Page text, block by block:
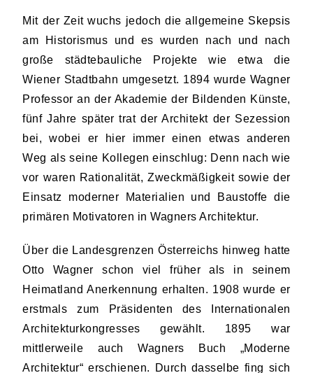
Mit der Zeit wuchs jedoch die allgemeine Skepsis
am Historismus und es wurden nach und nach
große städtebauliche Projekte wie etwa die
Wiener Stadtbahn umgesetzt. 1894 wurde Wagner
Professor an der Akademie der Bildenden Künste,
fünf Jahre später trat der Architekt der Sezession
bei, wobei er hier immer einen etwas anderen
Weg als seine Kollegen einschlug: Denn nach wie
vor waren Rationalität, Zweckmäßigkeit sowie der
Einsatz moderner Materialien und Baustoffe die
primären Motivatoren in Wagners Architektur.
Über die Landesgrenzen Österreichs hinweg hatte
Otto Wagner schon viel früher als in seinem
Heimatland Anerkennung erhalten. 1908 wurde er
erstmals zum Präsidenten des Internationalen
Architekturkongresses gewählt. 1895 war
mittlerweile auch Wagners Buch „Moderne
Architektur“ erschienen. Durch dasselbe fing sich